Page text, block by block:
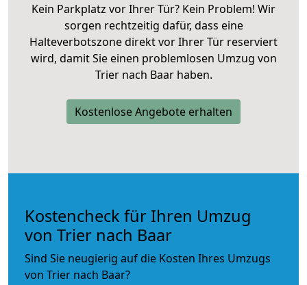
Kein Parkplatz vor Ihrer Tür? Kein Problem! Wir
sorgen rechtzeitig dafür, dass eine
Halteverbotszone direkt vor Ihrer Tür reserviert
wird, damit Sie einen problemlosen Umzug von
Trier nach Baar haben.
Kostenlose Angebote erhalten
Kostencheck für Ihren Umzug
von Trier nach Baar
Sind Sie neugierig auf die Kosten Ihres Umzugs
von Trier nach Baar?